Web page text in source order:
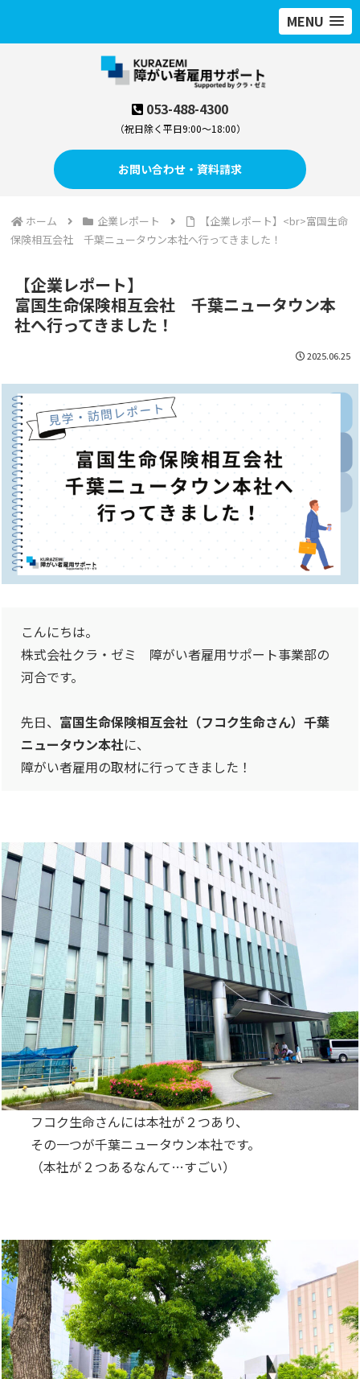
MENU
053-488-4300
（祝日除く平日9:00～18:00）
お問い合わせ・資料請求
ホーム 企業レポート
【企業レポート】<br>富国生命
保険相互会社 千葉ニュータウン本社へ行ってきました！
【企業レポート】
富国生命保険相互会社 千葉ニュータウン本
社へ行ってきました！
2025.06.25
こんにちは。
株式会社クラ・ゼミ 障がい者雇用サポート事業部の
河合です。
先日、 富国生命保険相互会社（フコク生命さん）千葉
ニュータウン本社に、
障がい者雇用の取材に行ってきました！
フコク生命さんには本社が２つあり、
その一つが千葉ニュータウン本社です。
（本社が２つあるなんて…すごい）